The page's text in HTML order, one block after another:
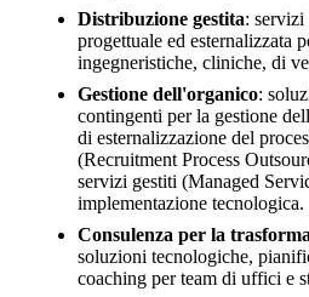
Distribuzione gestita: servizi
progettuale ed esternalizzata
ingegneristiche, cliniche, di
Gestione dell'organico:
contingenti per la gestione
di esternalizzazione del
(Recruitment Process
servizi gestiti (Managed
implementazione tecnologica.
Consulenza per la
soluzioni tecnologiche,
coaching per team di uffici e